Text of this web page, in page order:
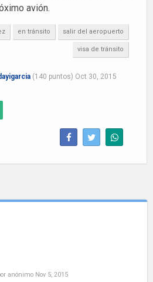
avión.
en tránsito salir del aeropuerto
visa de tránsito
(140 puntos) Oct 30, 2015
anónimo Nov 5, 2015